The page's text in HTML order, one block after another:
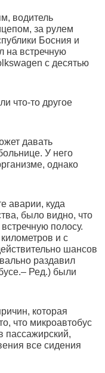
водитель
за рулем
Босния и
на встречную
с десятью
что-то другое
давать
У него
однако
аварии, куда
было видно, что
полосу.
и с
шансов
раздавил
Ред.) были
которая
что микроавтобус
пассажирский,
все сидения